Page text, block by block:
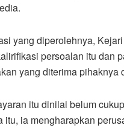
yang diperolehnya,
persoalan itu dan
yang diterima pihaknya
itu dinilai belum
itu, ia mengharapkan